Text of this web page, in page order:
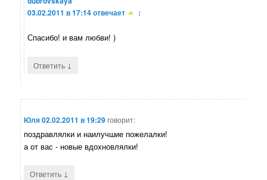
03.02.2011 в 17:14отвечает :
Спасибо! и вам любви! )
Ответить ↓
Юля02.02.2011 в 19:29говорит:
поздравлялки и наилучшие пожелалки!
а от вас - новые вдохновлялки!
Ответить ↓